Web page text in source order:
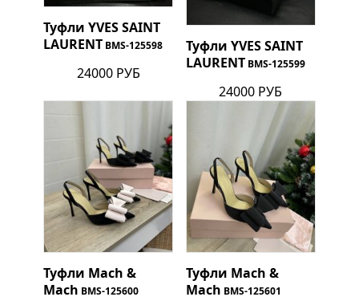
Туфли YVES SAINT
LAURENT BMS-125598
24000 РУБ
Туфли YVES SAINT
LAURENT BMS-125599
24000 РУБ
Туфли Mach &
Mach BMS-125600
Туфли Mach &
Mach BMS-125601